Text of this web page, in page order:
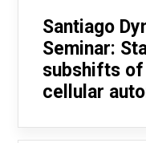
Santiago
Seminar:
subshifts
cellular